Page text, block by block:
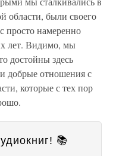
области, были своего
просто намеренно
лет. Видимо, мы
достойны здесь
добрые отношения с
которые с тех пор
📚